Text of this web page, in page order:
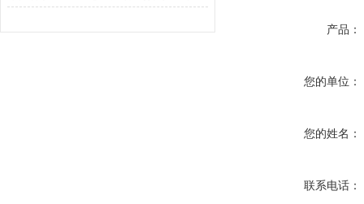
产品：
您的单位：
您的姓名：
联系电话：